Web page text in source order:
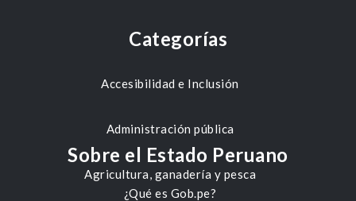
Categorías
Accesibilidad e Inclusión
Administración pública
Agricultura, ganadería y pesca
Sobre el Estado Peruano
¿Qué es Gob.pe?